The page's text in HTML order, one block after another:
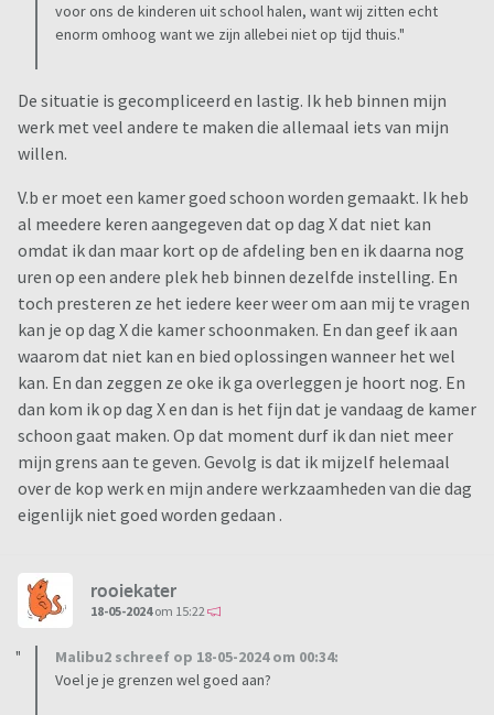
voor ons de kinderen uit school halen, want wij zitten echt
enorm omhoog want we zijn allebei niet op tijd thuis."
De situatie is gecompliceerd en lastig. Ik heb binnen mijn
werk met veel andere te maken die allemaal iets van mijn
willen.
V.b er moet een kamer goed schoon worden gemaakt. Ik heb
al meedere keren aangegeven dat op dag X dat niet kan
omdat ik dan maar kort op de afdeling ben en ik daarna nog
uren op een andere plek heb binnen dezelfde instelling. En
toch presteren ze het iedere keer weer om aan mij te vragen
kan je op dag X die kamer schoonmaken. En dan geef ik aan
waarom dat niet kan en bied oplossingen wanneer het wel
kan. En dan zeggen ze oke ik ga overleggen je hoort nog. En
dan kom ik op dag X en dan is het fijn dat je vandaag de kamer
schoon gaat maken. Op dat moment durf ik dan niet meer
mijn grens aan te geven. Gevolg is dat ik mijzelf helemaal
over de kop werk en mijn andere werkzaamheden van die dag
eigenlijk niet goed worden gedaan .
rooiekater
18-05-2024om 15:22
Malibu2 schreef op 18-05-2024 om 00:34:
Voel je je grenzen wel goed aan?